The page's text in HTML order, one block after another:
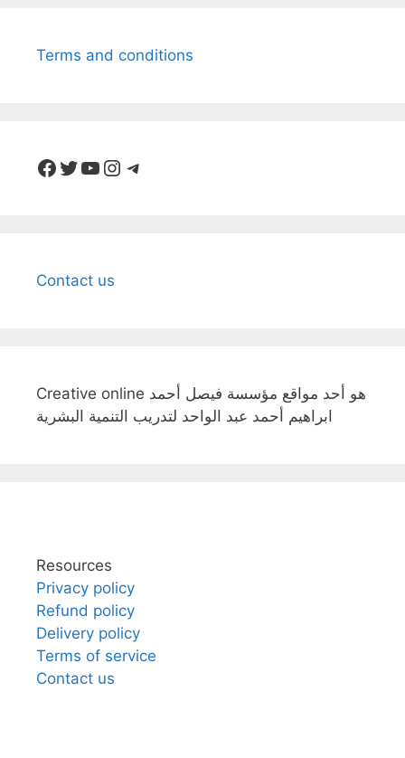
Terms and conditions
Facebook
Twitter
YouTube
Instagram
Telegram
Contact us
Creative online هو أحد مواقع مؤسسة فيصل أحمد
ابراهيم أحمد عبد الواحد لتدريب التنمية البشرية
Resources
Privacy policy
Refund policy
Delivery policy
Terms of service
Contact us